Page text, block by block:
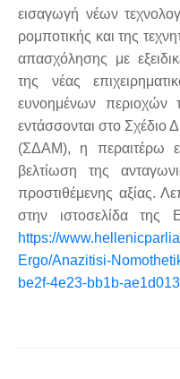
εισαγωγή νέων
ρομποτικής και της
απασχόλησης με
της νέας
ευνοημένων
εντάσσονται στο Σχέδιο
(ΣΔΑΜ), η περαιτέρω
βελτίωση της
προστιθέμενης αξίας.
στην ιστοσελίδα
https://
Ergo/Anazitisi-
be2f-4e23-bb1b-